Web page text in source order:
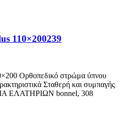
110×200239
Ορθοπεδικό στρώμα ύπνου
Σταθερή και συμπαγής
ΕΛΑΤΗΡΙΩΝ bonnel, 308